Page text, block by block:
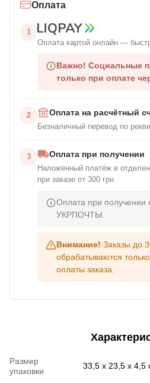
Оплата
1
Оплата картой онлайн —
Важно! Социальные
только при оплате
2 Оплата на расчётный
Безналичный перевод по
3 Оплата при получении
Наложенный платёж в
при заказе от 300 грн.
Оплата при получении
УКРПОЧТЫ.
Внимание! Заказы до
обрабатываются
оплаты заказа.
Размер
упаковки
33,5 x 23,5 x 4,5